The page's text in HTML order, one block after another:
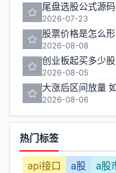
尾盘选股公式源
2026-07-23
2026-08-08
创业板起买多少股
2026-08-05
大涨后区间放量
2026-08-06
热门标签
api接口 a股 a股